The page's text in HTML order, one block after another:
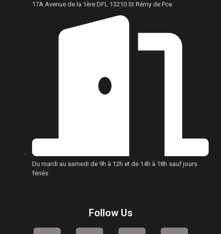
17A Avenue de la 1ère DFL 13210 St Rémy de Pce
Du mardi au samedi de 9h à 12h et de 14h à 18h sauf jours
fériés
Follow Us